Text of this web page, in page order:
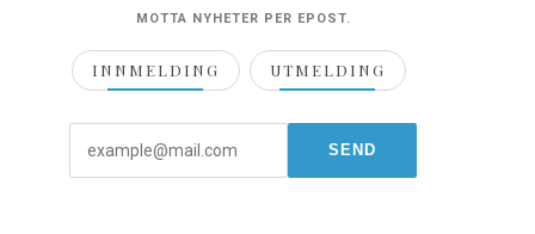
MOTTA NYHETER PER EPOST.
INNMELDING UTMELDING